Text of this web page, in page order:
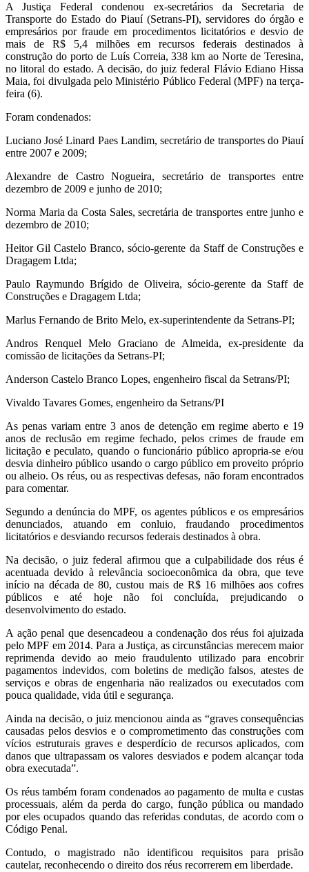
A Justiça Federal condenou ex-secretários da Secretaria de
Transporte do Estado do Piauí (Setrans-PI), servidores do órgão e
empresários por fraude em procedimentos licitatórios e desvio de
mais de R$ 5,4 milhões em recursos federais destinados à
construção do porto de Luís Correia, 338 km ao Norte deTeresina,
no litoral do estado. A decisão, do juiz federal Flávio Ediano Hissa
Maia, foi divulgada pelo Ministério Público Federal (MPF) na terça-
feira (6).
Foram condenados:
Luciano José Linard Paes Landim, secretário de transportes do Piauí
entre 2007 e 2009;
Alexandre de Castro Nogueira, secretário de transportes entre
dezembro de 2009 e junho de 2010;
Norma Maria da Costa Sales, secretária de transportes entre junho e
dezembro de 2010;
Heitor Gil Castelo Branco, sócio-gerente da Staff de Construções e
Dragagem Ltda;
Paulo Raymundo Brígido de Oliveira, sócio-gerente da Staff de
Construções e Dragagem Ltda;
Marlus Fernando de Brito Melo, ex-superintendente da Setrans-PI;
Andros Renquel Melo Graciano de Almeida, ex-presidente da
comissão de licitações da Setrans-PI;
Anderson Castelo Branco Lopes, engenheiro fiscal da Setrans/PI;
Vivaldo Tavares Gomes, engenheiro da Setrans/PI
As penas variam entre 3 anos de detenção em regime aberto e 19
anos de reclusão em regime fechado, pelos crimes de fraude em
licitação e peculato, quando o funcionário público apropria-se e/ou
desvia dinheiro público usando o cargo público em proveito próprio
ou alheio. Os réus, ou as respectivas defesas, não foram encontrados
para comentar.
Segundo a denúncia do MPF, os agentes públicos e os empresários
denunciados, atuando em conluio, fraudando procedimentos
licitatórios e desviando recursos federais destinados à obra.
Na decisão, o juiz federal afirmou que a culpabilidade dos réus é
acentuada devido à relevância socioeconômica da obra, que teve
início na década de 80, custou mais de R$ 16 milhões aos cofres
públicos e até hoje não foi concluída, prejudicando o
desenvolvimento do estado.
A ação penal que desencadeou a condenação dos réus foi ajuizada
pelo MPF em 2014. Para a Justiça, as circunstâncias merecem maior
reprimenda devido ao meio fraudulento utilizado para encobrir
pagamentos indevidos, com boletins de medição falsos, atestes de
serviços e obras de engenharia não realizados ou executados com
pouca qualidade, vida útil e segurança.
Ainda na decisão, o juiz mencionou ainda as “graves consequências
causadas pelos desvios e o comprometimento das construções com
vícios estruturais graves e desperdício de recursos aplicados, com
danos que ultrapassam os valores desviados e podem alcançar toda
obra executada”.
Os réus também foram condenados ao pagamento de multa e custas
processuais, além da perda do cargo, função pública ou mandado
por eles ocupados quando das referidas condutas, de acordo com o
Código Penal.
Contudo, o magistrado não identificou requisitos para prisão
cautelar, reconhecendo o direito dos réus recorrerem em liberdade.